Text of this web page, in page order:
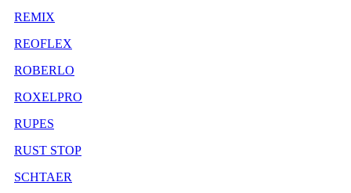
REMIX
REOFLEX
ROBERLO
ROXELPRO
RUPES
RUST STOP
SCHTAER